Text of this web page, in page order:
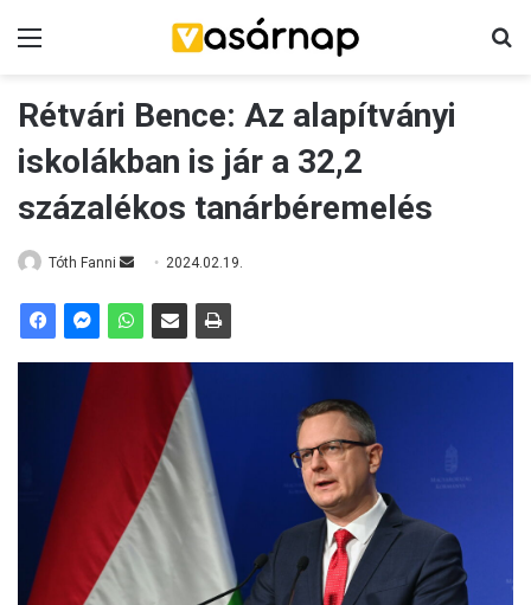
Rétvári Bence: Az alapítványi
iskolákban is jár a 32,2
százalékos tanárbéremelés
Tóth Fanni
i
2024.02.19.